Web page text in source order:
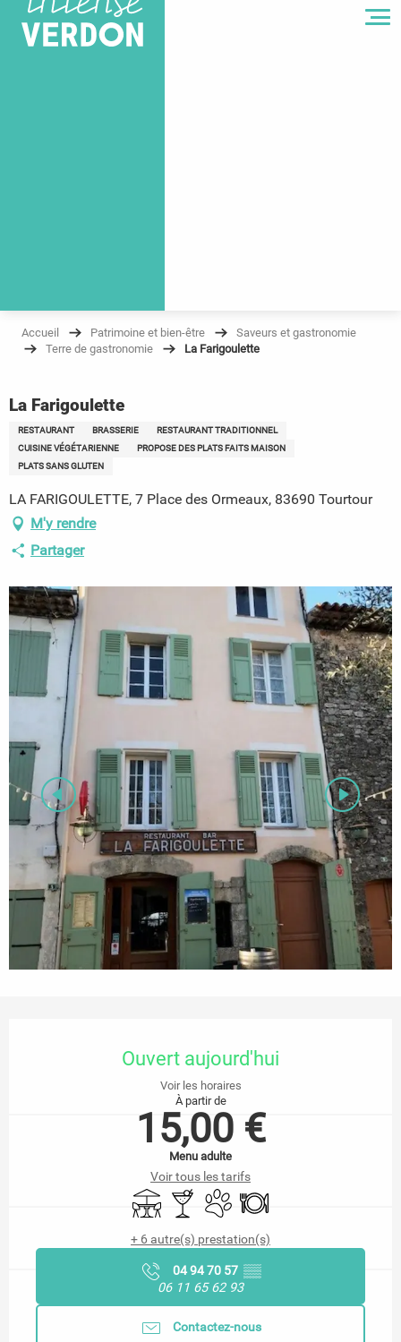
Accueil Patrimoine et bien-être
Saveurs et gastronomie
Terre de gastronomie
La Farigoulette
La Farigoulette
RESTAURANT BRASSERIE
RESTAURANT TRADITIONNEL
CUISINE VÉGÉTARIENNE
PROPOSE DES PLATS FAITS MAISON
PLATS SANS GLUTEN
LA FARIGOULETTE, 7 Place des Ormeaux, 83690 Tourtour
M'y rendre
Partager
Ouvert aujourd'hui
Voir les horaires
À partir de
15,00 €
Menu adulte
Voir tous les tarifs
TerrasseBar / Buvette
Animaux acceptés
Restaurant
+ 6 autre(s) prestation(s)
04 94 70 57 ▒▒
06 11 65 62 93
Contactez-nous